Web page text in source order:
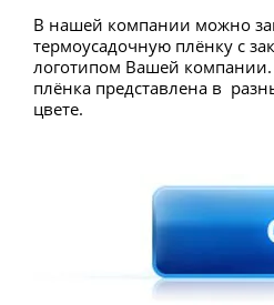
В нашей компании можно
термоусадочную плёнку с
логотипом Вашей
плёнка представлена в
цвете.